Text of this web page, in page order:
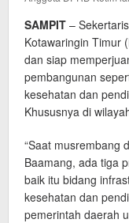
SAMPIT –
Kotawaringin Timur
dan siap
pembangunan
kesehatan dan
Khususnya di
“Saat musrembang
Baamang, ada tiga
baik itu bidang
kesehatan dan
pemerintah daerah